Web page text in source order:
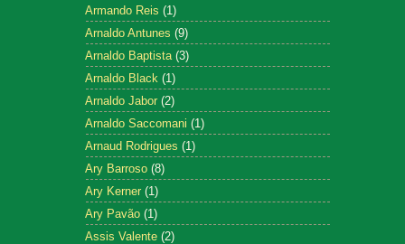
Armando Reis (1)
Arnaldo Antunes (9)
Arnaldo Baptista (3)
Arnaldo Black (1)
Arnaldo Jabor (2)
Arnaldo Saccomani (1)
Arnaud Rodrigues (1)
Ary Barroso (8)
Ary Kerner (1)
Ary Pavão (1)
Assis Valente (2)